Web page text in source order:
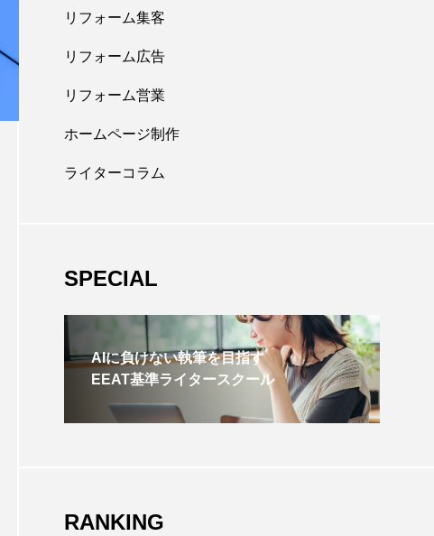
リフォーム集客
リフォーム広告
リフォーム営業
ホームページ制作
ライターコラム
SPECIAL
AIに負けない執筆を目指す
EEAT基準ライタースクール
RANKING